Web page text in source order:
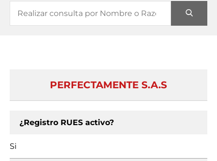
PERFECTAMENTE S.A.S
¿Registro RUES activo?
Si